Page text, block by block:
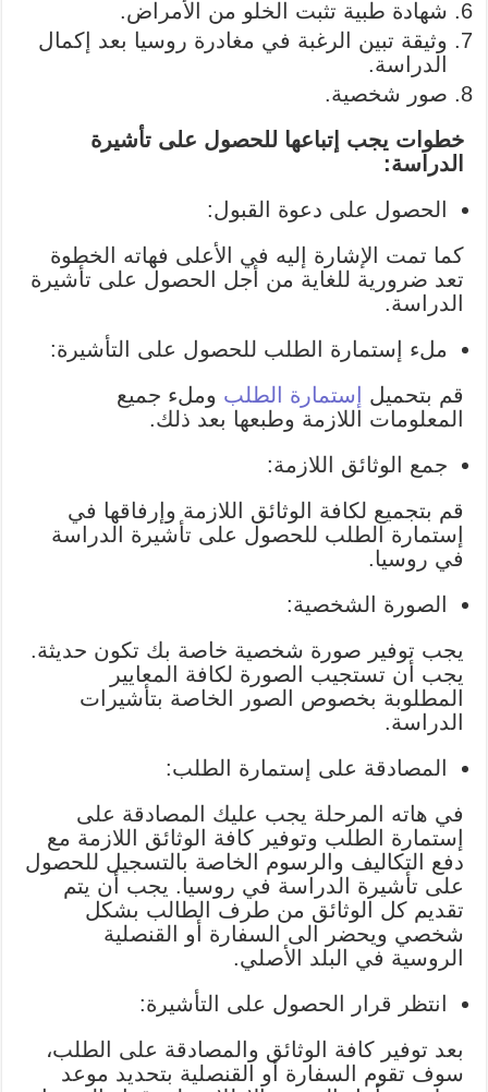
شهادة طبية تثبت الخلو من الأمراض.
وثيقة تبين الرغبة في مغادرة روسيا بعد إكمال
الدراسة.
صور شخصية.
خطوات يجب إتباعها للحصول على تأشيرة
الدراسة:
الحصول على دعوة القبول:
كما تمت الإشارة إليه في الأعلى فهاته الخطوة
تعد ضرورية للغاية من أجل الحصول على تأشيرة
الدراسة.
ملء إستمارة الطلب للحصول على التأشيرة:
قم بتحميل
إستمارة الطلب وملء جميع
المعلومات اللازمة وطبعها بعد ذلك.
جمع الوثائق اللازمة:
قم بتجميع لكافة الوثائق اللازمة وإرفاقها في
إستمارة الطلب للحصول على تأشيرة الدراسة
في روسيا.
الصورة الشخصية:
يجب توفير صورة شخصية خاصة بك تكون حديثة.
يجب أن تستجيب الصورة لكافة المعايير
المطلوبة بخصوص الصور الخاصة بتأشيرات
الدراسة.
المصادقة على إستمارة الطلب:
في هاته المرحلة يجب عليك المصادقة على
إستمارة الطلب وتوفير كافة الوثائق اللازمة مع
دفع التكاليف والرسوم الخاصة بالتسجيل للحصول
على تأشيرة الدراسة في روسيا. يجب أن يتم
تقديم كل الوثائق من طرف الطالب بشكل
شخصي ويحضر الى السفارة أو القنصلية
الروسية في البلد الأصلي.
انتظر قرار الحصول على التأشيرة:
بعد توفير كافة الوثائق والمصادقة على الطلب،
سوف تقوم السفارة أو القنصلية بتحديد موعد